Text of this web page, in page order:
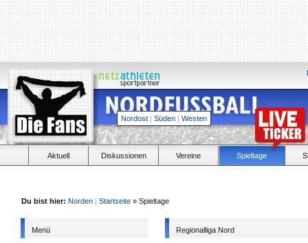
Nordost | Süden | Westen
Aktuell Diskussionen Vereine Spieltage
Du bist hier: Norden | Startseite » Spieltage
Menü Regionalliga Nord